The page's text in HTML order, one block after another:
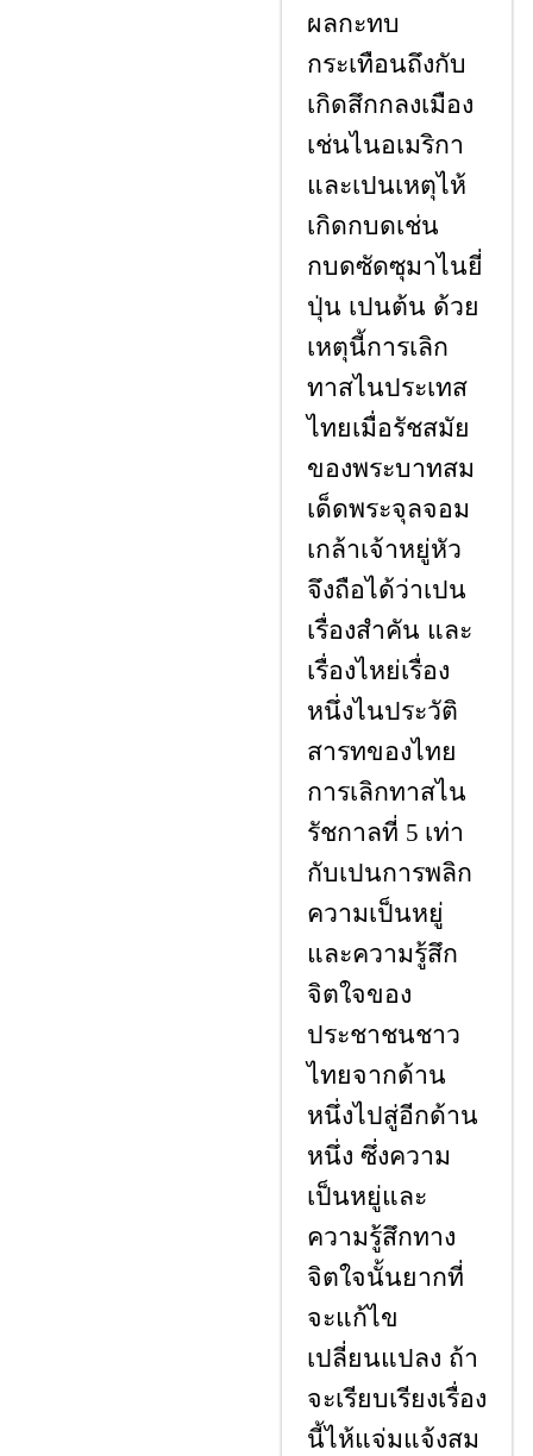
ผลกะทบ
กระเทือนถึงกับ
เกิดสึกกลงเมือง
เช่นไนอเมริกา
และเปนเหตุไห้
เกิดกบดเช่น
กบดซัดซุมาไนยี่
ปุ่น เปนต้น ด้วย
เหตุนี้การเลิก
ทาสไนประเทส
ไทยเมื่อรัชสมัย
ของพระบาทสม
เด็ดพระจุลจอม
เกล้าเจ้าหยู่หัว
จึงถือได้ว่าเปน
เรื่องสำคัน และ
เรื่องไหย่เรื่อง
หนึ่งไนประวัติ
สารทของไทย
การเลิกทาสไน
รัชกาลที่ 5 เท่า
กับเปนการพลิก
ความเป็นหยู่
และความรู้สึก
จิตใจของ
ประชาชนชาว
ไทยจากด้าน
หนึ่งไปสู่อีกด้าน
หนึ่ง ซึ่งความ
เป็นหยู่และ
ความรู้สึกทาง
จิตใจนั้นยากที่
จะแก้ไข
เปลี่ยนแปลง ถ้า
จะเรียบเรียงเรื่อง
นี้ไห้แจ่มแจ้งสม